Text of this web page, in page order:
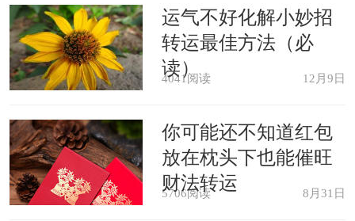
伤害。另外还要懂得远离辐射，尽量不
要天天抱着手机和电脑玩，这样才能让
你获得一个健康的宝宝，幸福且美好。
怀孕的同时我们要考虑诸多因素。
怀孕后事业将会受到很大的影响。孩子
运气不好化解小妙招
转运最佳方法（必
读）
4041阅读 12月9日
你可能还不知道红包
放在枕头下也能催旺
财法转运
5706阅读 8月31日